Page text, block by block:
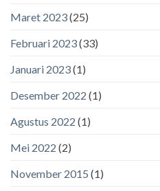
Maret 2023(25)
Februari 2023(33)
Januari 2023(1)
Desember 2022 (1)
Agustus 2022 (1)
Mei 2022 (2)
November 2015 (1)